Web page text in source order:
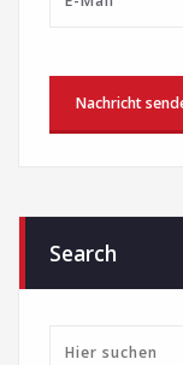
Search